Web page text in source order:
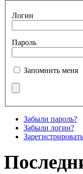
Логин
Пароль
Запомнить меня
Забыли пароль?
Забыли логин?